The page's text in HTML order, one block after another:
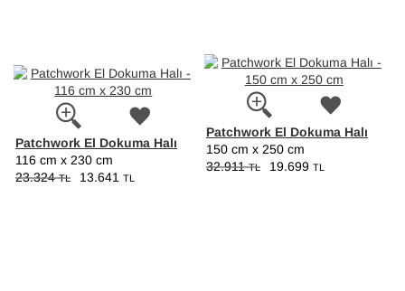
Patchwork El Dokuma Halı
150 cm x 250 cm
32.911TL 19.699 TL
Patchwork El Dokuma Halı
116 cm x 230 cm
23.324TL 13.641 TL